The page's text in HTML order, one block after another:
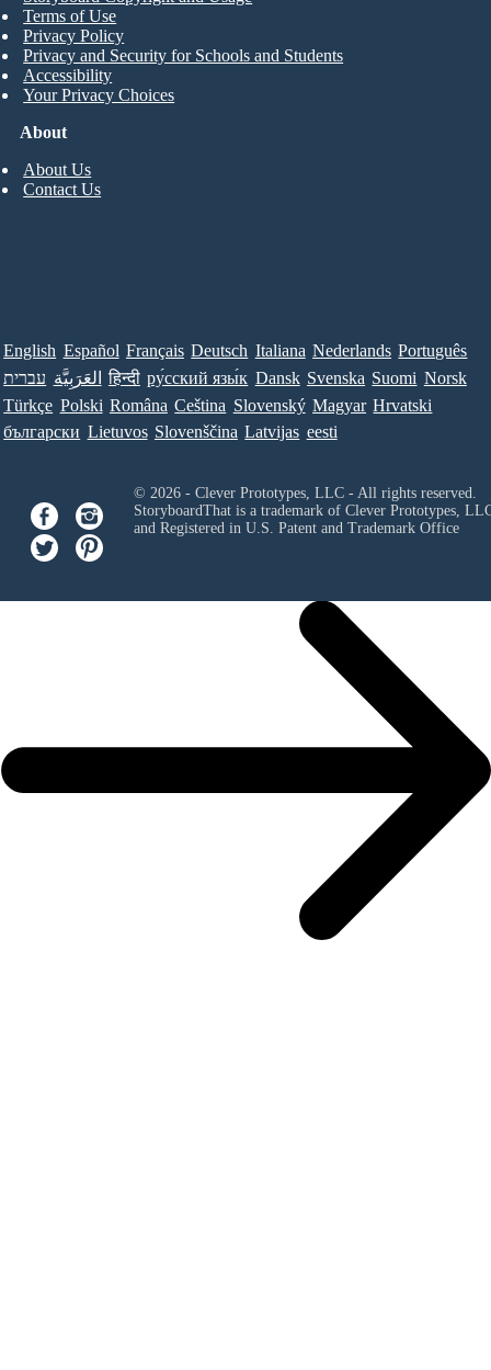
About
About Us
Contact Us
Terms of Use
Privacy Policy
Privacy and Security for Schools and Students
Accessibility
Your Privacy Choices
English Español Français Deutsch Italiana Nederlands Português
עברית العَرَبِيَّة हिन्दी ру́сский язы́к Dansk Svenska Suomi Norsk
Türkçe Polski Româna Ceština Slovenský Magyar Hrvatski
български Lietuvos Slovenščina Latvijas eesti
© 2026 - Clever Prototypes, LLC - All rights reserved.
StoryboardThat is a trademark of Clever Prototypes,
and Registered in U.S. Patent and Trademark Office